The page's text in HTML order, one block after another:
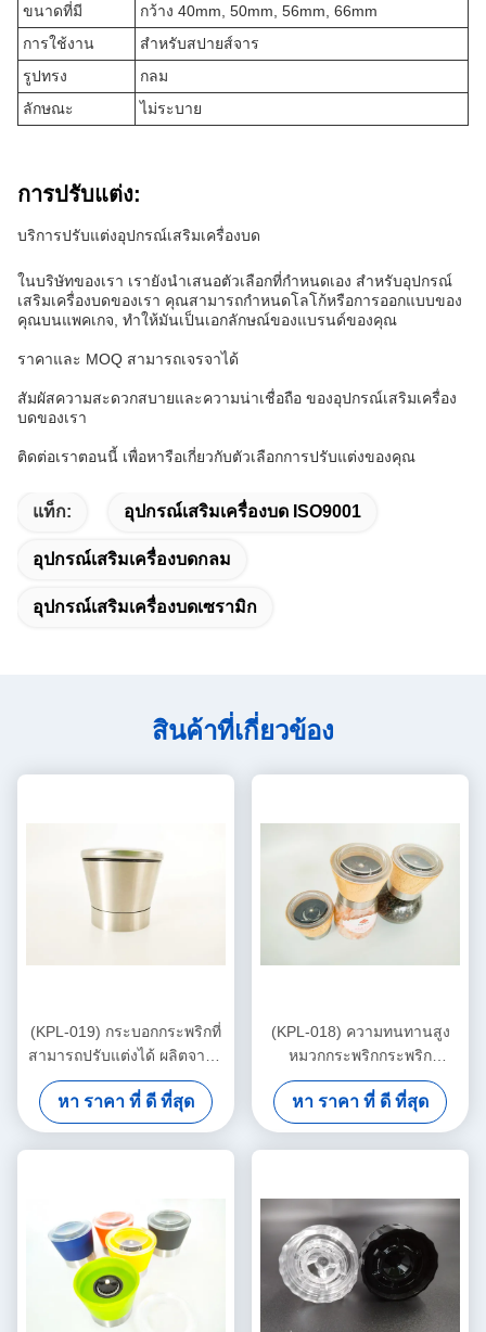
ขนาดที่มี
กว้าง 40mm, 50mm, 56mm, 66mm
การใช้งาน
สําหรับสปายส์จาร
รูปทรง
กลม
ลักษณะ
ไม่ระบาย
การปรับแต่ง:
บริการปรับแต่งอุปกรณ์เสริมเครื่องบด
ในบริษัทของเรา เรายังนําเสนอตัวเลือกที่กําหนดเอง สําหรับอุปกรณ์
เสริมเครื่องบดของเรา คุณสามารถกําหนดโลโก้หรือการออกแบบของ
คุณบนแพคเกจ, ทําให้มันเป็นเอกลักษณ์ของแบรนด์ของคุณ
ราคาและ MOQ สามารถเจรจาได้
สัมผัสความสะดวกสบายและความน่าเชื่อถือ ของอุปกรณ์เสริมเครื่อง
บดของเรา
ติดต่อเราตอนนี้ เพื่อหารือเกี่ยวกับตัวเลือกการปรับแต่งของคุณ
แท็ก: อุปกรณ์เสริมเครื่องบด ISO9001
อุปกรณ์เสริมเครื่องบดกลม
อุปกรณ์เสริมเครื่องบดเซรามิก
สินค้าที่เกี่ยวข้อง
(KPL-019) กระบอกกระพริกที่
สามารถปรับแต่งได้ ผลิตจากส
แตนเลส PP / 201
หา ราคา ที่ ดี ที่สุด
(KPL-018) ความทนทานสูง
หมวกกระพริกกระพริก
สามารถปรับเปลี่ยนตามราย
ละเอียดของคุณ
หา ราคา ที่ ดี ที่สุด